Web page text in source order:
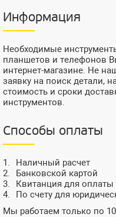
Информация
Необходимые
планшетов и телефонов
интернет-магазине. Не
заявку на поиск детали,
стоимость и сроки
инструментов.
Способы оплаты
Наличный расчет
Банковской картой
Квитанция для
По счету для
Мы работаем только по